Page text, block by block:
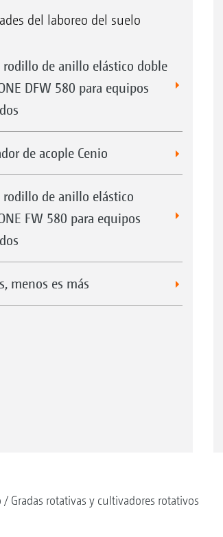
del laboreo del suelo
rodillo de anillo elástico doble
DFW 580 para equipos
de acople Cenio
rodillo de anillo elástico
FW 580 para equipos
menos es más
Gradas rotativas y cultivadores rotativos